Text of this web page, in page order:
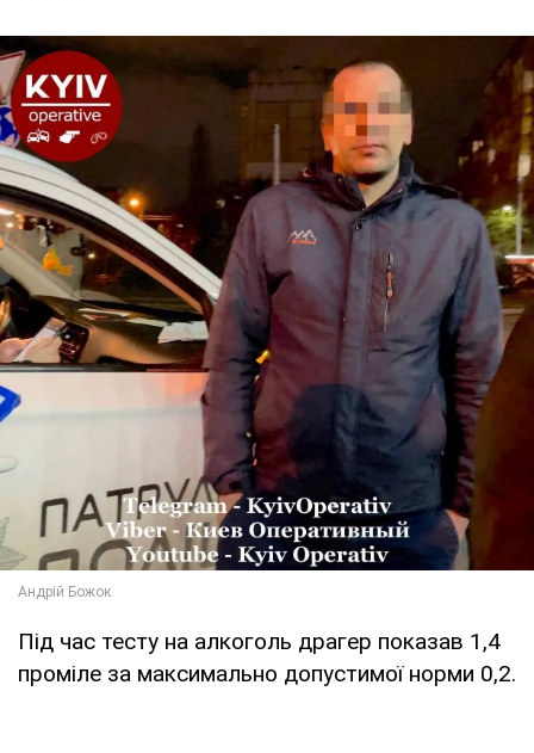
Під час тесту на алкоголь драгер показав 1,4
проміле за максимально допустимої норми 0,2.